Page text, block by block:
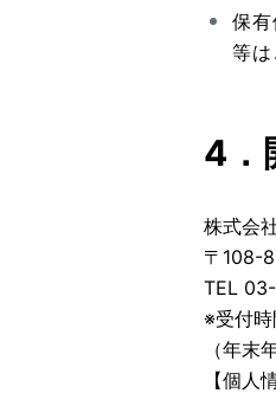
保
等
4．
株式会
〒108-
TEL
※受付
（年末
【個人